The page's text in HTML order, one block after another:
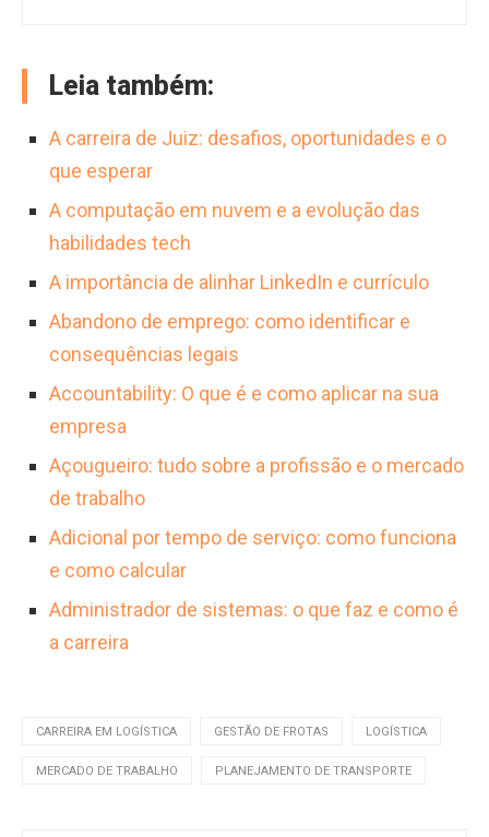
crescimento para cargos como gerente de
região e experiência em centros logísticos no
Brasil.
essencial para empresas de transporte,
indústrias e centros de distribuição. As
oportunidades são vastas e abrangem
setores onde a gestão eficiente do fluxo de
mercadorias ou pessoas é um pilar
estratégico, incluindo o crescente segmento
Leia também:
A carreira de Juiz: desafios, oportunidades e o
que esperar
A computação em nuvem e a evolução das
habilidades tech
A importância de alinhar LinkedIn e currículo
Abandono de emprego: como identificar e
consequências legais
Accountability: O que é e como aplicar na sua
empresa
Açougueiro: tudo sobre a profissão e o mercado
de trabalho
Adicional por tempo de serviço: como funciona
e como calcular
Administrador de sistemas: o que faz e como é
a carreira
CARREIRA EM LOGÍSTICA GESTÃO DE FROTAS LOGÍSTICA
MERCADO DE TRABALHO PLANEJAMENTO DE TRANSPORTE